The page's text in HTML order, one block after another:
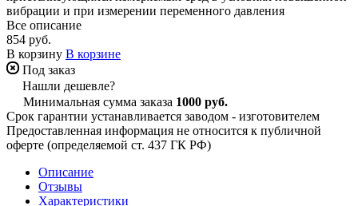
вибрации и при измерении переменного давления
Все описание
854 руб.
В корзину В корзине
Под заказ
Нашли дешевле?
Минимальная сумма заказа 1000 руб.
Срок гарантии устанавливается заводом - изготовителем
Предоставленная информация не относится к публичной
оферте (определяемой ст. 437 ГК РФ)
Описание
Отзывы
Характеристики